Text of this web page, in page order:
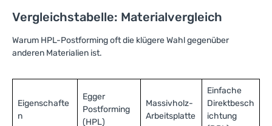
Vergleichstabelle: Materialvergleich
Warum HPL-Postforming oft die klügere Wahl gegenüber
anderen Materialien ist.
Eigenschafte
n
Egger
Postforming
(HPL)
Massivholz-
Arbeitsplatte
Einfache
Direktbesch
ichtung